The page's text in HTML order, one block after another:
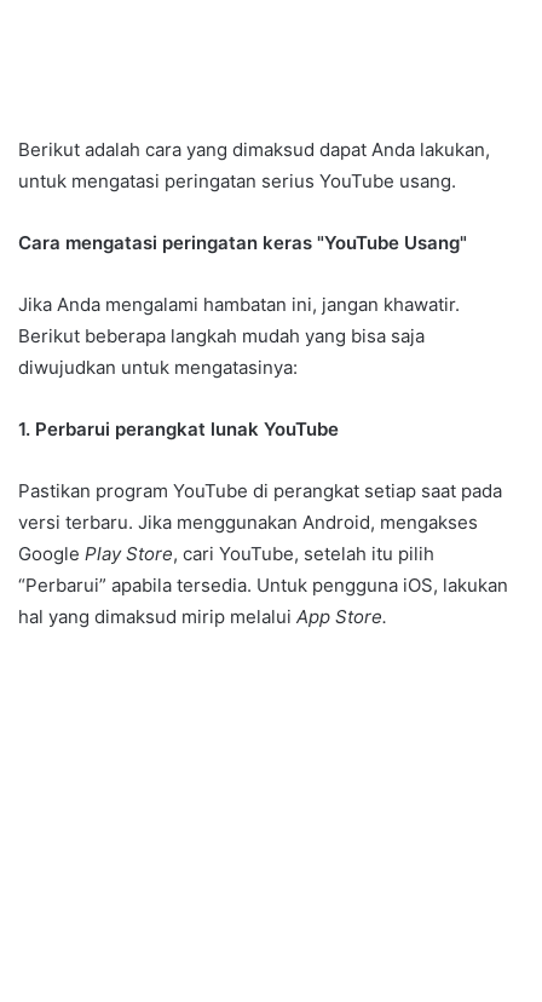
Berikut adalah cara yang dimaksud dapat Anda lakukan,
untuk mengatasi peringatan serius YouTube usang.
Cara mengatasi peringatan keras "YouTube Usang"
Jika Anda mengalami hambatan ini, jangan khawatir.
Berikut beberapa langkah mudah yang bisa saja
diwujudkan untuk mengatasinya:
1. Perbarui perangkat lunak YouTube
Pastikan program YouTube di perangkat setiap saat pada
versi terbaru. Jika menggunakan Android, mengakses
Google Play Store, cari YouTube, setelah itu pilih
“Perbarui” apabila tersedia. Untuk pengguna iOS, lakukan
hal yang dimaksud mirip melalui App Store.